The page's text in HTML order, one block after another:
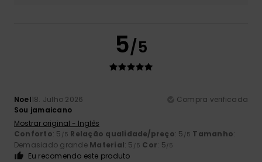
5/5
Noel18. Julho 2026
Compra verificada
Sou jamaicano
Mostrar original - Inglês
Conforto: 5 /5 Relação qualidade/preço: 5 /5 Tamanho:
Demasiado grande Material: 5 /5 Cor: 5/5
Eu recomendo este produto